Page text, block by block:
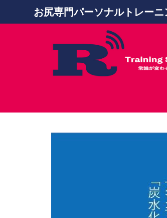
お尻専門パーソナルトレー